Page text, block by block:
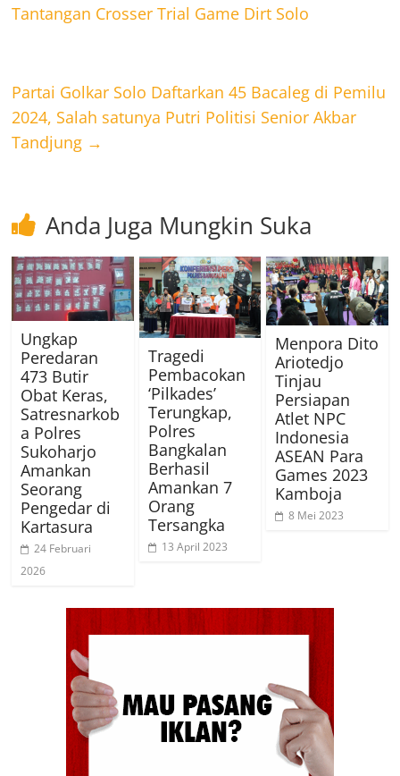
Tantangan Crosser Trial Game Dirt Solo
Partai Golkar Solo Daftarkan 45 Bacaleg di Pemilu
2024, Salah satunya Putri Politisi Senior Akbar
Tandjung →
Anda Juga Mungkin Suka
Ungkap
Peredaran
473 Butir
Obat Keras,
Satresnarkob
a Polres
Sukoharjo
Amankan
Seorang
Pengedar di
Kartasura
24 Februari
2026
Tragedi
Pembacokan
‘Pilkades’
Terungkap,
Polres
Bangkalan
Berhasil
Amankan 7
Orang
Tersangka
13 April 2023
Menpora Dito
Ariotedjo
Tinjau
Persiapan
Atlet NPC
Indonesia
ASEAN Para
Games 2023
Kamboja
8 Mei 2023